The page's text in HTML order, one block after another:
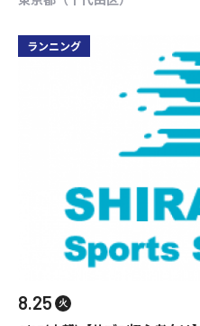
ランニング
8.25 火